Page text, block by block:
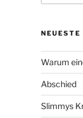
NEUESTE
Warum
Abschied
Slimmys